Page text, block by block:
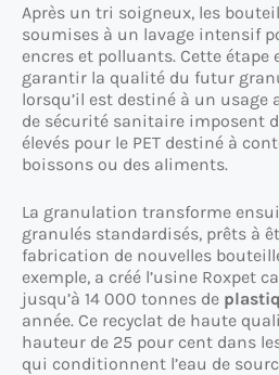
Après un tri soigneux, les
soumises à un lavage intensif
encres et polluants. Cette
garantir la qualité du futur
lorsqu’il est destiné à un usage
de sécurité sanitaire imposent
élevés pour le PET destiné à
boissons ou des aliments.
La granulation transforme
granulés standardisés, prêts à
fabrication de nouvelles
exemple, a créé l’usine Roxpet
jusqu’à 14 000 tonnes de
année. Ce recyclat de haute
hauteur de 25 pour cent dans
qui conditionnent l’eau de